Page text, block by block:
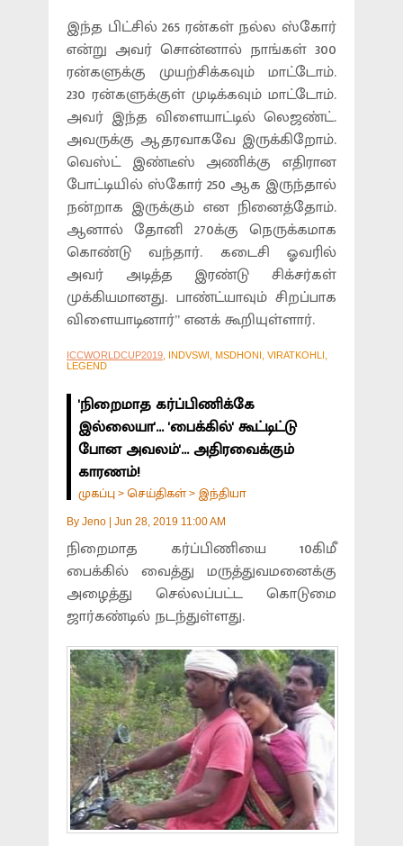
இந்த பிட்சில் 265 ரன்கள் நல்ல ஸ்கோர்
என்று அவர் சொன்னால் நாங்கள் 300
ரன்களுக்கு முயற்சிக்கவும் மாட்டோம்.
230 ரன்களுக்குள் முடிக்கவும் மாட்டோம்.
அவர் இந்த விளையாட்டில் லெஜண்ட்.
அவருக்கு ஆதரவாகவே இருக்கிறோம்.
வெஸ்ட் இண்டீஸ் அணிக்கு எதிரான
போட்டியில் ஸ்கோர் 250 ஆக இருந்தால்
நன்றாக இருக்கும் என நினைத்தோம்.
ஆனால் தோனி 270க்கு நெருக்கமாக
கொண்டு வந்தார். கடைசி ஓவரில்
அவர் அடித்த இரண்டு சிக்சர்கள்
முக்கியமானது. பாண்ட்யாவும் சிறப்பாக
விளையாடினார்” எனக் கூறியுள்ளார்.
ICCWORLDCUP2019 , INDVSWI, MSDHONI, VIRATKOHLI,
LEGEND
'நிறைமாத கர்ப்பிணிக்கே
இல்லையா'... 'பைக்கில்' கூட்டிட்டு
போன அவலம்'... அதிரவைக்கும்
காரணம்!
முகப்பு > செய்திகள் > இந்தியா
By Jeno Jun 28, 2019 11:00 AM
நிறைமாத கர்ப்பிணியை 10கிமீ
பைக்கில் வைத்து மருத்துவமனைக்கு
அழைத்து செல்லப்பட்ட கொடுமை
ஜார்கண்டில் நடந்துள்ளது.